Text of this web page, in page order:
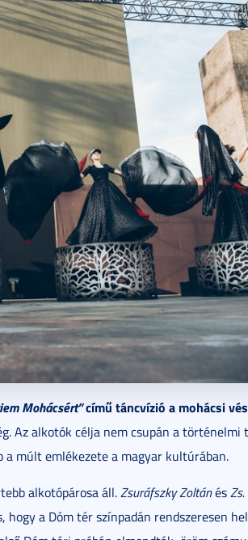
Mohácsért”című táncvízió a mohácsi
Az alkotók célja nem csupán a történelmi
múlt emlékezete a magyar kultúrában.
alkotópárosa áll.Zsuráfszky Zoltánés
a Dóm tér színpadán rendszeresen